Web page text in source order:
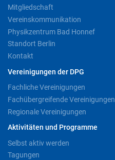
Mitgliedschaft
Vereinskommunikation
Physikzentrum Bad Honnef
Standort Berlin
Kontakt
Vereinigungen der DPG
Fachliche Vereinigungen
Fachübergreifende Vereinigungen
Regionale Vereinigungen
Aktivitäten und Programme
Selbst aktiv werden
Tagungen